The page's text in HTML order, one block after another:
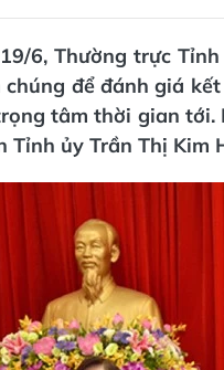
6, Thường trực
để đánh giá
tâm thời gian
Tỉnh ủy Trần Thị Kim